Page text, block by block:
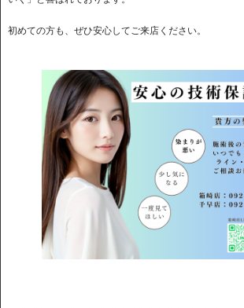
初めての方も、ぜひ安心してご来店ください。